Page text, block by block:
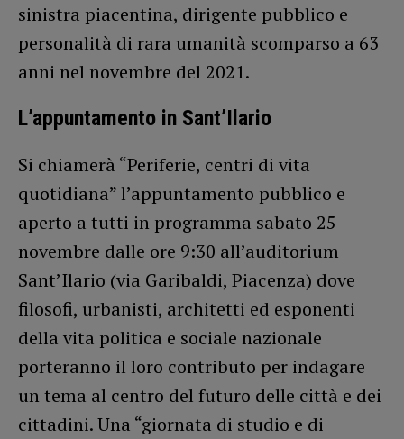
sinistra piacentina, dirigente pubblico e
personalità di rara umanità scomparso a 63
anni nel novembre del 2021.
L’appuntamento in Sant’Ilario
Si chiamerà “Periferie, centri di vita
quotidiana” l’appuntamento pubblico e
aperto a tutti in programma sabato 25
novembre dalle ore 9:30 all’auditorium
Sant’Ilario (via Garibaldi, Piacenza) dove
filosofi, urbanisti, architetti ed esponenti
della vita politica e sociale nazionale
porteranno il loro contributo per indagare
un tema al centro del futuro delle città e dei
cittadini. Una “giornata di studio e di